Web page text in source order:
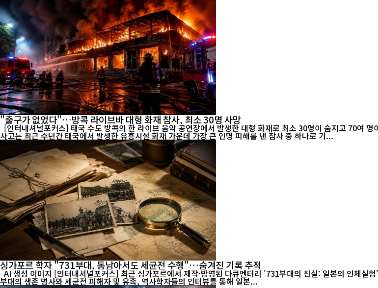
"출구가 없었다"…방콕 라이브바 대형 화재 참사, 최소 30명 사망
[인터내셔널포커스] 태국 수도 방콕의 한 라이브 음악 공연장에서 발생한 대형 화재로 최소 30명이 숨지고 70여
사고는 최근 수년간 태국에서 발생한 유흥시설 화재 가운데 가장 큰 인명 피해를 낸 참사 중 하나로 기...
싱가포르 학자 "731부대, 동남아서도 세균전 수행"…숨겨진 기록 추적
AI 생성 이미지 [인터내셔널포커스] 최근 싱가포르에서 제작·방영된 다큐멘터리 '731부대의 진실: 일본의 인체실험'이 국제사회의 관심을 모으고 있다. 이 다큐멘터리는 제2차 세계대전 당시 일본군 731
부대의 생존 병사와 세균전 피해자 및 유족, 역사학자들의 인터뷰를 통해 일본...